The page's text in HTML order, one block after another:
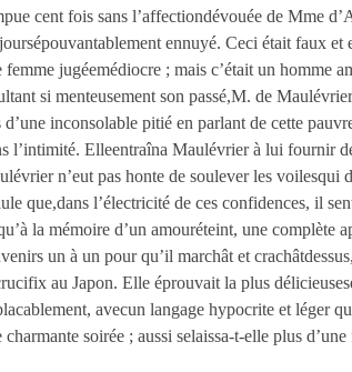
cent fois sans l’affectiondévouée de Mme
ennuyé. Ceci était faux
femme jugéemédiocre ; mais c’était un homme
si menteusement son passé,M. de
d’une inconsolable pitié en parlant de cette
l’intimité. Elleentraîna Maulévrier à lui fournir
n’eut pas honte de soulever les voilesqui
que,dans l’électricité de ces confidences, il
la mémoire d’un amouréteint, une complète
un à un pour qu’il marchât et
au Japon. Elle éprouvait la plus
avecun langage hypocrite et léger
charmante soirée ; aussi selaissa-t-elle plus